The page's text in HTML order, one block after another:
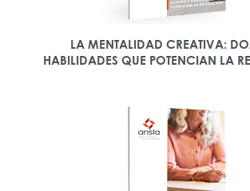
LA MENTALIDAD CREATIVA:
HABILIDADES QUE POTENCIAN LA